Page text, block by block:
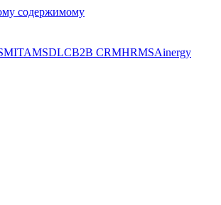
содержимому
ITAMSDLCB2B CRMHRMSAinergy